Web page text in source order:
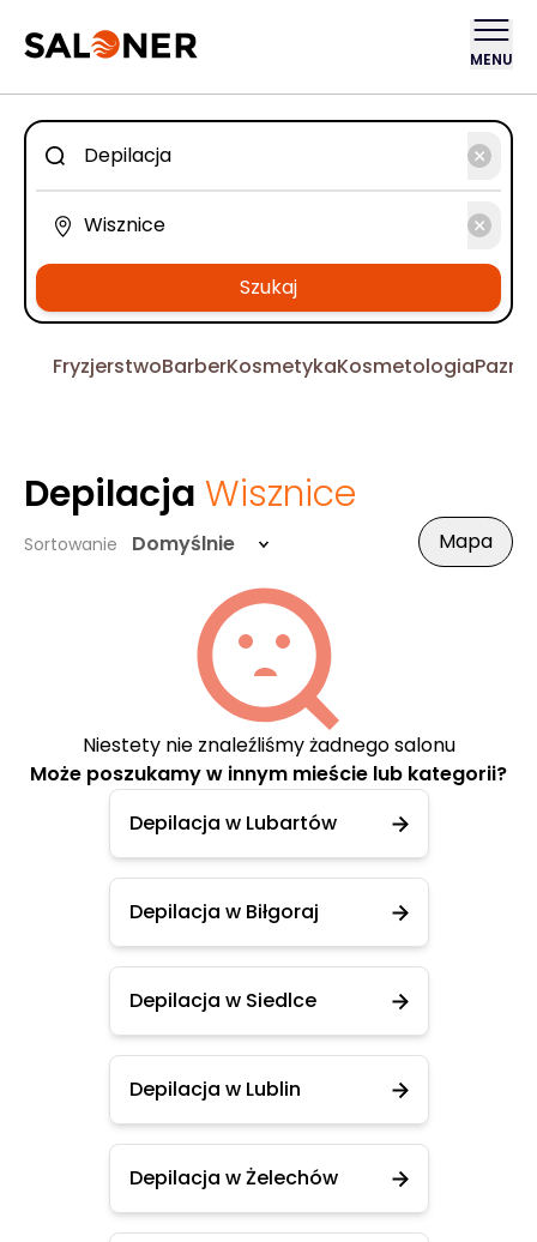
MENU
Szukaj
FryzjerstwoBarberKosmetykaKosmetologia
Depilacja Wisznice
Sortowanie Domyślnie Mapa
Niestety nie znaleźliśmy żadnego salonu
Może poszukamy w innym mieście lub kategorii?
Depilacja w Lubartów
Depilacja w Biłgoraj
Depilacja w Siedlce
Depilacja w Lublin
Depilacja w Żelechów